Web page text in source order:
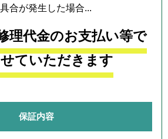
合が発生した場合...
理代金のお支払い等で
ていただきます
保証内容